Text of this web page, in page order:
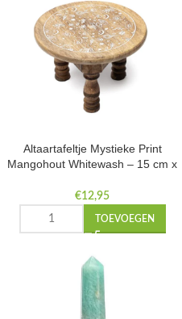
Altaartafeltje Mystieke Print
Mangohout Whitewash – 15 cm x
€12,95
TOEVOEGEN